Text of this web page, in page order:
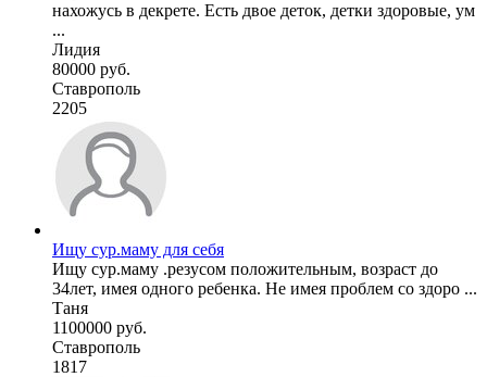
нахожусь в декрете. Есть двое деток, детки здоровые, ум
...
Лидия
80000 руб.
Ставрополь
2205
Ищу сур.маму для себя
Ищу сур.маму .резусом положительным, возраст до
34лет, имея одного ребенка. Не имея проблем со здоро ...
Таня
1100000 руб.
Ставрополь
1817